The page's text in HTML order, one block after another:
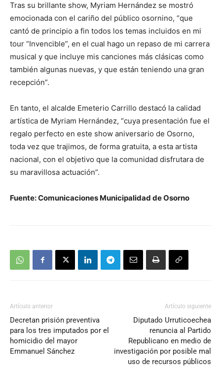
Tras su brillante show, Myriam Hernández se mostró
emocionada con el cariño del público osornino, “que
cantó de principio a fin todos los temas incluidos en mi
tour “Invencible”, en el cual hago un repaso de mi carrera
musical y que incluye mis canciones más clásicas como
también algunas nuevas, y que están teniendo una gran
recepción”.
En tanto, el alcalde Emeterio Carrillo destacó la calidad
artística de Myriam Hernández, “cuya presentación fue el
regalo perfecto en este show aniversario de Osorno,
toda vez que trajimos, de forma gratuita, a esta artista
nacional, con el objetivo que la comunidad disfrutara de
su maravillosa actuación”.
Fuente: Comunicaciones Municipalidad de Osorno
Artículo anterior
Decretan prisión preventiva
para los tres imputados por el
homicidio del mayor
Emmanuel Sánchez
Artículo siguiente
Diputado Urruticoechea
renuncia al Partido
Republicano en medio de
investigación por posible mal
uso de recursos públicos